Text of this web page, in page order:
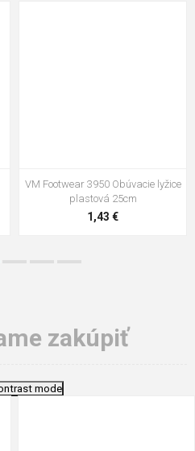
VM Footwear 3950 Obúvacie lyžice
plastová 25cm
1,43 €
zakúpiť
mode